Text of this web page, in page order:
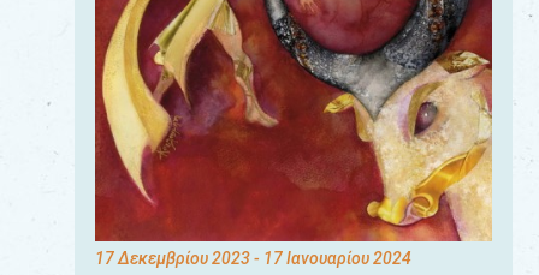
17 Δεκεμβρίου 2023- 17 Ιανουαρίου 2024